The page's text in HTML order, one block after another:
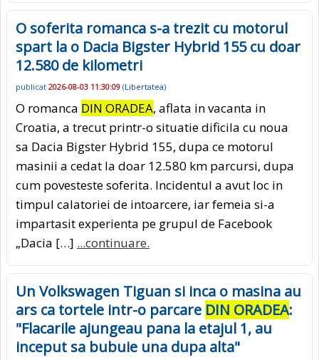
O soferita romanca s-a trezit cu motorul
spart la o Dacia Bigster Hybrid 155 cu doar
12.580 de kilometri
publicat 2026-08-03 11:30:09 (Libertatea)
O romanca DIN ORADEA, aflata in vacanta in
Croatia, a trecut printr-o situatie dificila cu noua
sa Dacia Bigster Hybrid 155, dupa ce motorul
masinii a cedat la doar 12.580 km parcursi, dupa
cum povesteste soferita. Incidentul a avut loc in
timpul calatoriei de intoarcere, iar femeia si-a
impartasit experienta pe grupul de Facebook
„Dacia […] ...continuare.
Un Volkswagen Tiguan si inca o masina au
ars ca tortele intr-o parcare DIN ORADEA:
"Flacarile ajungeau pana la etajul 1, au
inceput sa bubuie una dupa alta"